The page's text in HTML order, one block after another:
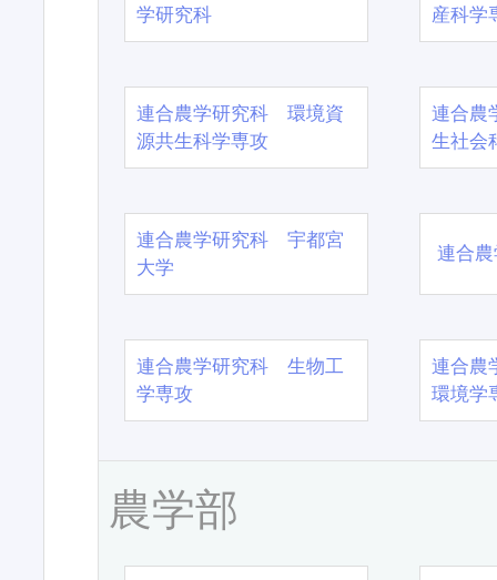
学研究科
産科学
連合農学研究科 環境資
源共生科学専攻
連合農
生社会
連合農学研究科 宇都宮
大学
連合
連合農学研究科 生物工
学専攻
連合農
環境学
農学部